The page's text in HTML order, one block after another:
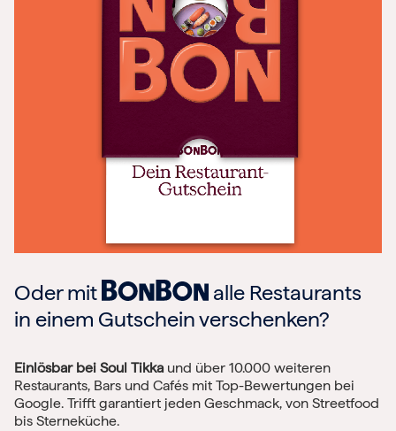
Oder mit
alle Restaurants
in einem Gutschein verschenken?
Einlösbar bei Soul Tikkaund über 10.000 weiteren
Restaurants, Bars und Cafés mit Top-Bewertungen bei
Google. Trifft garantiert jeden Geschmack, von Streetfood
bis Sterneküche.